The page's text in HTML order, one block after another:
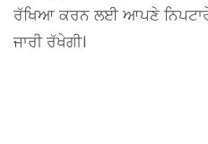
ਰੱਖਿਆ ਕਰਨ ਲਈ ਆਪਣੇ ਨਿਪਟਾਰੇ
ਜਾਰੀ ਰੱਖੇਗੀ।